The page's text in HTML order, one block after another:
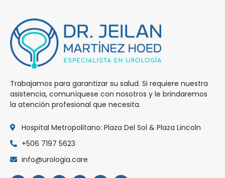
Trabajamos para garantizar su salud. Si requiere nuestra
asistencia, comuníquese con nosotros y le brindaremos
la atención profesional que necesita.
Hospital Metropolitano: Plaza Del Sol & Plaza Lincoln
+506 7197 5623
info@urologia.care